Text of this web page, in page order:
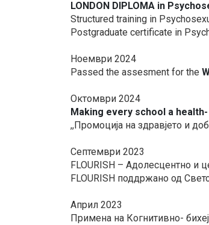
LONDON DIPLOMA in
Structured training in
Postgraduate certificate in
Ноември 2024
Passed the assesment for the
Октомври 2024
Making every school a
,,Промоција на здравјето и
Септември 2023
FLOURISH – Адолесцентно и
FLOURISH поддржано од
Април 2023
Примена на Когнитивно-